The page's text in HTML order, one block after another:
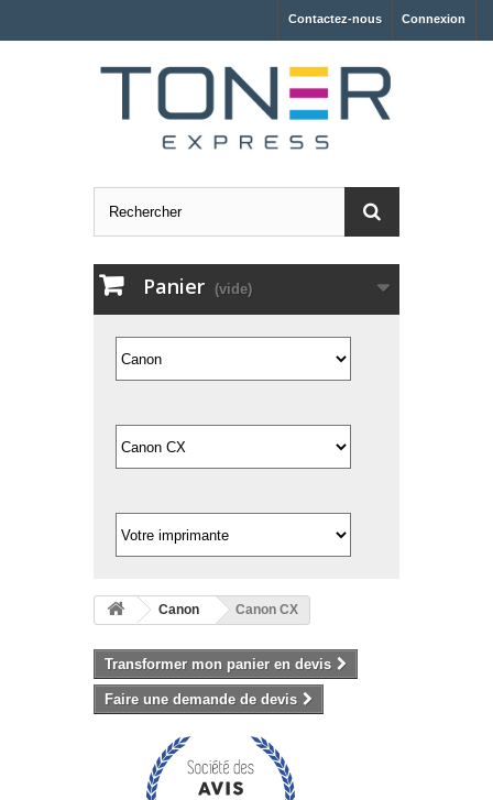
Connexion
Contactez-nous
Panier (vide)
Canon Canon CX
Transformer mon panier en devis
Faire une demande de devis